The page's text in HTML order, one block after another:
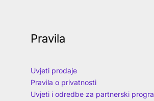
Pravila
Uvjeti prodaje
Pravila o privatnosti
Uvjeti i odredbe za partnerski